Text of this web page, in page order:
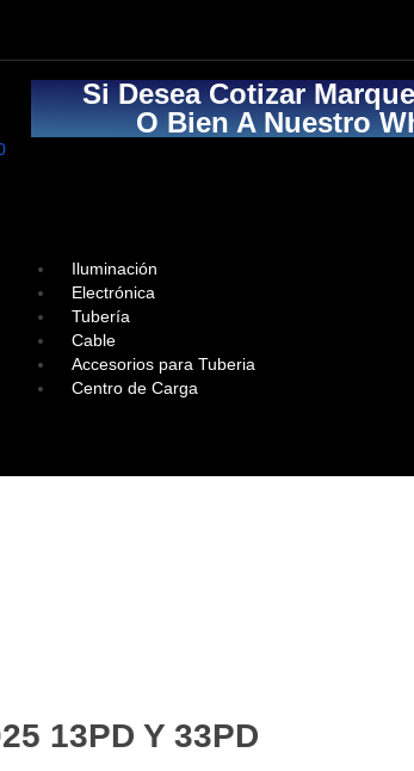
Si Desea Cotizar
O Bien A Nuestro
Iluminación
Electrónica
Tubería
Cable
Accesorios para Tuberia
Centro de Carga
13PD Y 33PD